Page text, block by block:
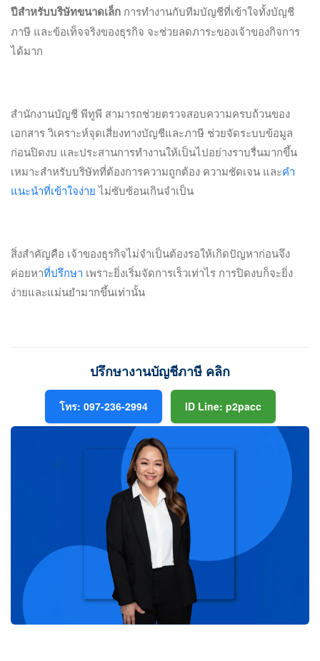
ปีสำหรับบริษัทขนาดเล็ก การทำงานกับทีมบัญชีที่เข้าใจทั้งบัญชี
ภาษี และข้อเท็จจริงของธุรกิจ จะช่วยลดภาระของเจ้าของกิจการ
ได้มาก
สำนักงานบัญชี พีทูพี สามารถช่วยตรวจสอบความครบถ้วนของ
เอกสาร วิเคราะห์จุดเสี่ยงทางบัญชีและภาษี ช่วยจัดระบบข้อมูล
ก่อนปิดงบ และประสานการทำงานให้เป็นไปอย่างราบรื่นมากขึ้น
เหมาะสำหรับบริษัทที่ต้องการความถูกต้อง ความชัดเจน และคำ
แนะนำที่เข้าใจง่ายไม่ซับซ้อนเกินจำเป็น
สิ่งสำคัญคือ เจ้าของธุรกิจไม่จำเป็นต้องรอให้เกิดปัญหาก่อนจึง
ค่อยหาที่ปรึกษา เพราะยิ่งเริ่มจัดการเร็วเท่าไร การปิดงบก็จะยิ่ง
ง่ายและแม่นยำมากขึ้นเท่านั้น
ปรึกษางานบัญชีภาษี คลิก
โทร: 097-236-2994 ID Line: p2pacc